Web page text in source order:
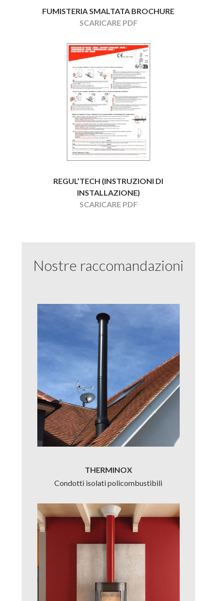
FUMISTERIA SMALTATA BROCHURE
SCARICARE PDF
REGUL’TECH (INSTRUZIONI DI
INSTALLAZIONE)
SCARICARE PDF
Nostre raccomandazioni
THERMINOX
Condotti isolati policombustibili